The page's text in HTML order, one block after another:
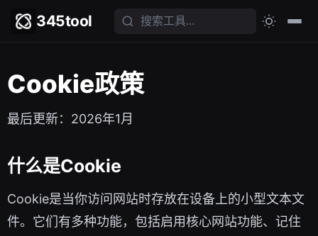
345tool
Cookie政策
最后更新：2026年1月
什么是Cookie
Cookie是当你访问网站时存放在设备上的小型文本文
件。它们有多种功能，包括启用核心网站功能、记住